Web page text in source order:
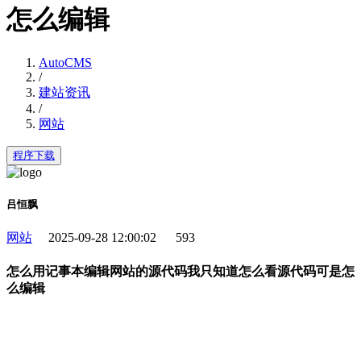
怎么编辑
AutoCMS
/
建站资讯
/
网站
程序下载
吕恒飘
网站 2025-09-28 12:00:02 593
怎么用记事本编辑网站的源代码我只知道怎么看源代码可是怎
么编辑